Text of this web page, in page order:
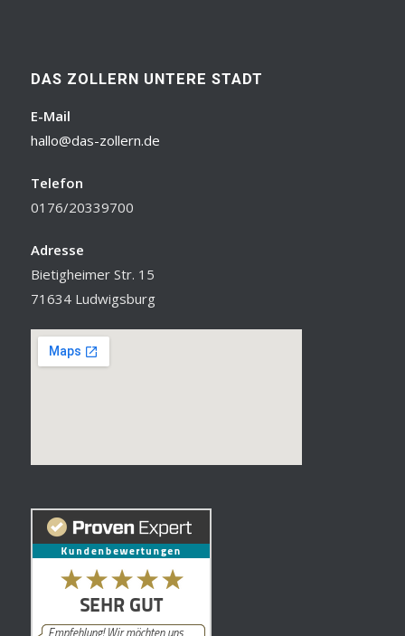
DAS ZOLLERN UNTERE STADT
E-Mail
hallo@das-zollern.de
Telefon
0176/20339700
Adresse
Bietigheimer Str. 15
71634 Ludwigsburg